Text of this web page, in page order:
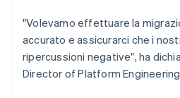
"Volevamo effettuare la
accurato e assicurarci che i
ripercussioni negative", ha
Director of Platform Engineering